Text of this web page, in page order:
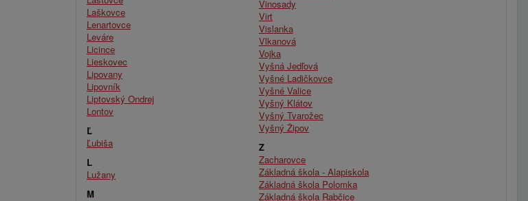
Laškovce
Lenartovce
Leváre
Licince
Lieskovec
Lipovany
Lipovník
Liptovský Ondrej
Lontov
Ľ
Ľubiša
L
Lužany
M
Vinosady
Virt
Vislanka
Vlkanová
Vojka
Vyšná Jedľová
Vyšné Ladičkovce
Vyšné Valice
Vyšný Klátov
Vyšný Tvarožec
Vyšný Žipov
Z
Zacharovce
Základná škola - Alapiskola
Základná škola Polomka
Základná škola Rabčice